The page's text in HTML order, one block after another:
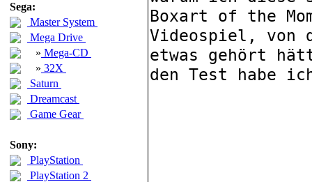
Sega:
Master System
Mega Drive
» Mega-CD
» 32X
Saturn
Dreamcast
Game Gear
Sony:
PlayStation
PlayStation 2